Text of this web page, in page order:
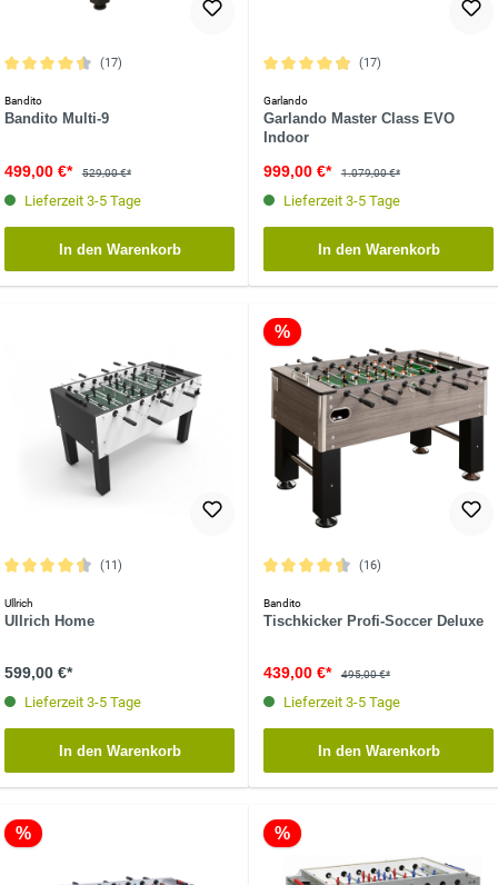
(17)
Bandito
Bandito Multi-9
499,00 €* 529,00 €*
Lieferzeit 3-5 Tage
In den Warenkorb
(17)
Garlando
Garlando Master Class EVO
Indoor
999,00 €* 1.079,00 €*
Lieferzeit 3-5 Tage
In den Warenkorb
(11)
Ullrich
Ullrich Home
599,00 €*
Lieferzeit 3-5 Tage
In den Warenkorb
%
(16)
Bandito
Tischkicker Profi-Soccer Deluxe
439,00 €* 495,00 €*
Lieferzeit 3-5 Tage
In den Warenkorb
% %